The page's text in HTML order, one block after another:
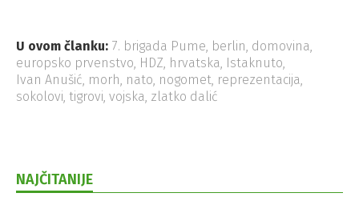
U ovom članku: 7. brigada Pume berlin domovina
europsko prvenstvo HDZ hrvatska Istaknuto
Ivan Anušić morh nato nogomet reprezentacija
sokolovi tigrovi vojska zlatko dalić
NAJČITANIJE